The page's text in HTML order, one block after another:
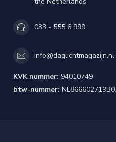
033 - 555 6 999
info@daglichtmagazijn.nl
KVK nummer: 94010749
btw-nummer: